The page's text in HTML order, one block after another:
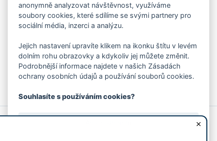
Aplikace Mobilní rozhlas
Chcete dostávat do svého mobilu či mailu upozornění na
ankety, pozvánky na kulturní a sportovní akce?
Více informací o aplikaci
© 2026 Magistrát města Zlína
Prohlášení o používání cookies
anonymně analyzovat návštěvnost, využíváme
soubory cookies, které sdílíme se svými partnery pro
sociální média, inzerci a analýzu.
Jejich nastavení upravíte klikem na ikonku štítu v levém
dolním rohu obrazovky a kdykoliv jej můžete změnit.
Podrobnější informace najdete v našich Zásadách
ochrany osobních údajů a používání souborů cookies.
Souhlasíte s používáním cookies?